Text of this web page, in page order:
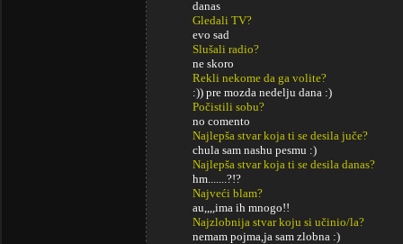
danas
Gledali TV?
evo sad
Slušali radio?
ne skoro
Rekli nekome da ga volite?
:)) pre mozda nedelju dana :)
Počistili sobu?
no comento
Najlepša stvar koja ti se desila juče?
chula sam nashu pesmu :)
Najlepša stvar koja ti se desila danas?
hm.......?!?
Najveći blam?
au,,,,ima ih mnogo!!
Najzlobnija stvar koju si učinio/la?
nemam pojma,ja sam zlobna :)